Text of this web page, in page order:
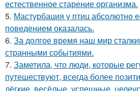
естественное старение организма.
5. Мастурбация у птиц абсолютно
поведением оказалась.
6. За долгое время наш мир
странными событиями.
7. Заметила, что люди, которые
путешествуют, всегда более
лёгкие, весёлые, успешные,